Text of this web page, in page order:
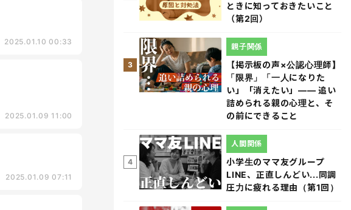
2025.01.10 00:33
2025.01.09 11:00
2025.01.09 07:11
ときに知っておきたいこと
（第2回）
3
【掲示板の声×公認心理師】
「限界」「一人になりた
い」「消えたい」―― 追い
詰められる親の心理と、そ
の前にできること
親子関係
4
小学生のママ友グループ
LINE、正直しんどい...同調
圧力に疲れる理由（第1回）
人間関係